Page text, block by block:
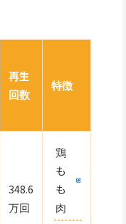
再生
回数
特徴
348.6
万回
鶏
も
も
肉